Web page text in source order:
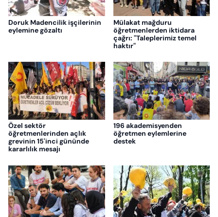
Doruk Madencilik işçilerinin
eylemine gözaltı
Mülakat mağduru
öğretmenlerden iktidara
çağrı: "Taleplerimiz temel
haktır"
Özel sektör
öğretmenlerinden açlık
grevinin 15'inci gününde
kararlılık mesajı
196 akademisyenden
öğretmen eylemlerine
destek